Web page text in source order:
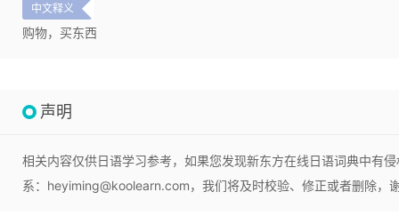
中文释义
购物，买东西
声明
相关内容仅供日语学习参考，如果您发现新东方在线日语词典中有
系：heyiming@koolearn.com，我们将及时校验、修正或者删除，